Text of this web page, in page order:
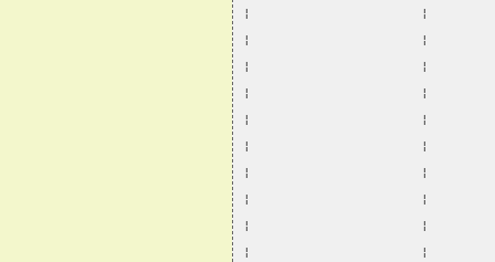
¦                      ¦
¦                      ¦
¦                      ¦
¦                      ¦
¦                      ¦
¦                      ¦
¦                      ¦
¦                      ¦
¦                      ¦
¦                      ¦